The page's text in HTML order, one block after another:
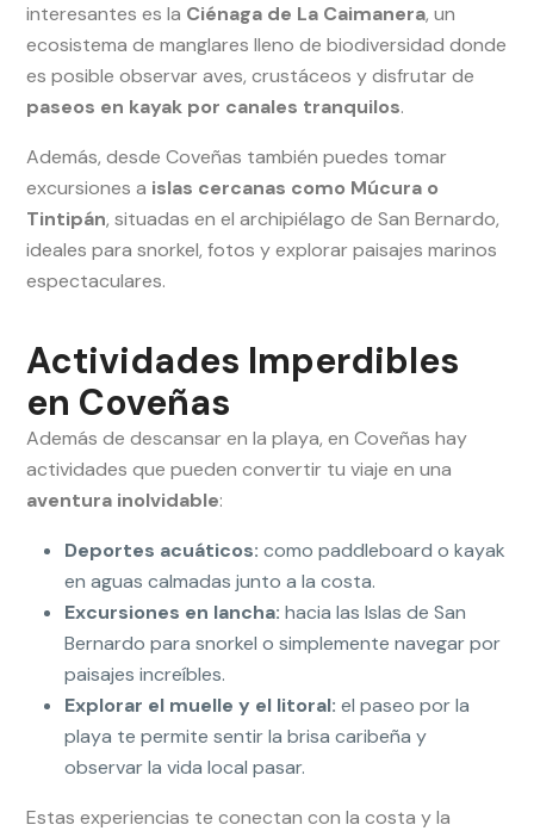
interesantes es la Ciénaga de La Caimanera, un
ecosistema de manglares lleno de biodiversidad donde
es posible observar aves, crustáceos y disfrutar de
paseos en kayak por canales tranquilos.
Además, desde Coveñas también puedes tomar
excursiones a islas cercanas como Múcura o
Tintipán, situadas en el archipiélago de San Bernardo,
ideales para snorkel, fotos y explorar paisajes marinos
espectaculares.
Actividades Imperdibles
en Coveñas
Además de descansar en la playa, en Coveñas hay
actividades que pueden convertir tu viaje en una
aventura inolvidable:
Deportes acuáticos: como paddleboard o kayak
en aguas calmadas junto a la costa.
Excursiones en lancha: hacia las Islas de San
Bernardo para snorkel o simplemente navegar por
paisajes increíbles.
Explorar el muelle y el litoral: el paseo por la
playa te permite sentir la brisa caribeña y
observar la vida local pasar.
Estas experiencias te conectan con la costa y la